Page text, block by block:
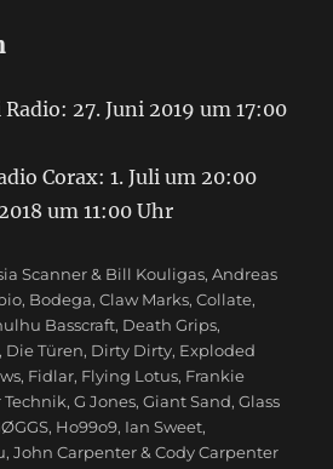
27. Juni 2019 um 17:00
Corax: 1. Juli um 20:00
um 11:00 Uhr
Scanner & Bill Kouligas,Andreas
, Bodega,Claw Marks,Collate,
Basscraft, Death Grips,
, Die Türen, Dirty Dirty, Exploded
, Fidlar, Flying Lotus, Frankie
Technik,G Jones,Giant Sand,Glass
, Ho99o9, Ian Sweet,
,John Carpenter & Cody Carpenter